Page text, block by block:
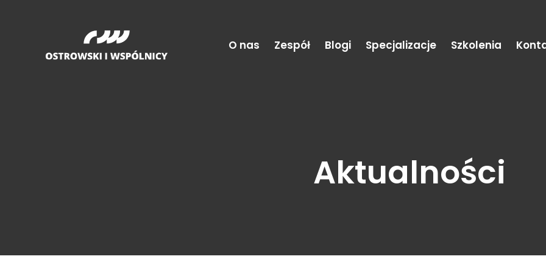
O nas Zespół Blogi Specjalizacje Szkolenia
Aktualności